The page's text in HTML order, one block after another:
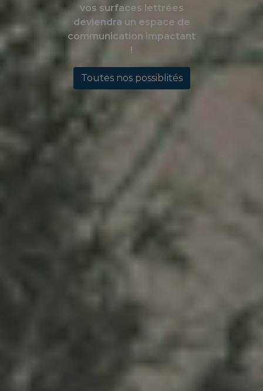
vos surfaces lettrées
deviendra un espace de
communication impactant
!
Toutes nos possiblités